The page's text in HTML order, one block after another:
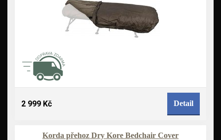
2 999 Kč Detail
Korda přehoz Dry Kore Bedchair Cover